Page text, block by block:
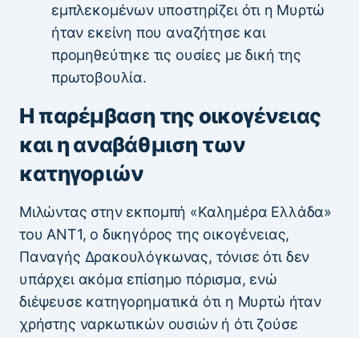
εμπλεκομένων υποστηρίζει ότι η Μυρτώ
ήταν εκείνη που αναζήτησε και
προμηθεύτηκε τις ουσίες με δική της
πρωτοβουλία.
Η παρέμβαση της οικογένειας
και η αναβάθμιση των
κατηγοριών
Μιλώντας στην εκπομπή «Καλημέρα Ελλάδα»
του ΑΝΤ1, ο δικηγόρος της οικογένειας,
Παναγής Δρακουλόγκωνας, τόνισε ότι δεν
υπάρχει ακόμα επίσημο πόρισμα, ενώ
διέψευσε κατηγορηματικά ότι η Μυρτώ ήταν
χρήστης ναρκωτικών ουσιών ή ότι ζούσε